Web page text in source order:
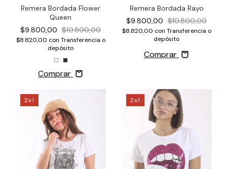
Remera Bordada Flower
Queen
$9.800,00 $10.800,00
$8.820,00 con Transferencia o
depósito
Comprar
Remera Bordada Rayo
$9.800,00 $10.800,00
$8.820,00 con Transferencia o
depósito
Comprar
2x1 2x1